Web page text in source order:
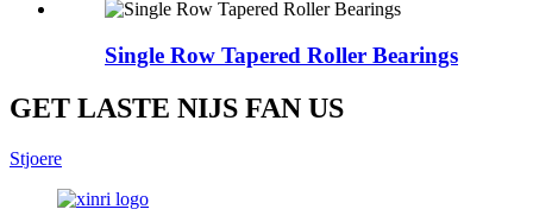
Single Row Tapered Roller Bearings
GET LASTE NIJS FAN US
Stjoere